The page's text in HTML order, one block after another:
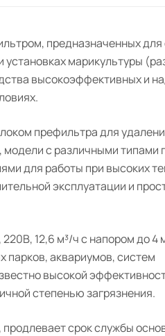
предназначенных
марикультуры
высокоэффективных и
префильтра для
модели с различными типами
для работы при высоких
эксплуатации и
12,6 м³/ч с напором до 4
парков, аквариумов, систем
высокой
степенью загрязнения.
срок службы